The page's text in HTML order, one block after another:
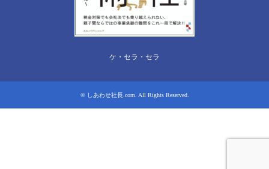
ケ・セラ・セラ
© しあわせ社長.com . All Rights Reserved.